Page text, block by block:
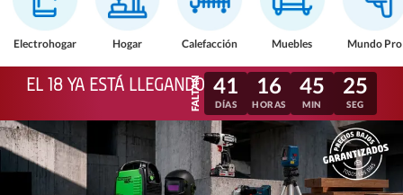
Electrohogar Hogar Calefacción Muebles Mundo Pro
EL 18 YA ESTÁ LLEGANDO 41
DÍAS
16
HORAS
45
MIN
22
SEG